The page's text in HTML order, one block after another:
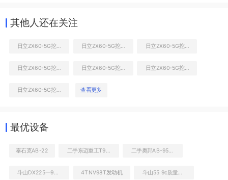
液压泵舱室正面整体
其他人还在关注
日立ZX60-5G挖掘机 日立ZX60-5G挖掘机 日立ZX60-5G挖掘机
日立ZX60-5G挖掘机 日立ZX60-5G挖掘机 日立ZX60-5G挖掘机
日立ZX60-5G挖掘机 查看更多
最优设备
泰石克AB-22
4TNV98T发动机